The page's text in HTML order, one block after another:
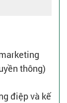
thông)
điệp và kế